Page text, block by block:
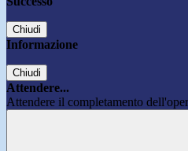
Chiudi
Informazione
Chiudi
Attendere...
Attendere il completamento